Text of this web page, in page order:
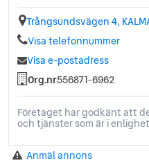
Trångsundsvägen 4,
Visa telefonnummer
Visa e-postadress
Org.nr556871-6962
Företaget har godkänt att
och tjänster som är i
Anmäl annons